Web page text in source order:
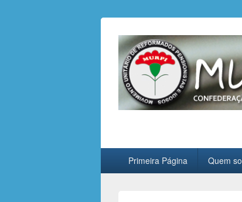
MURPI
Confederação Nacional de
Primeira Página Quem